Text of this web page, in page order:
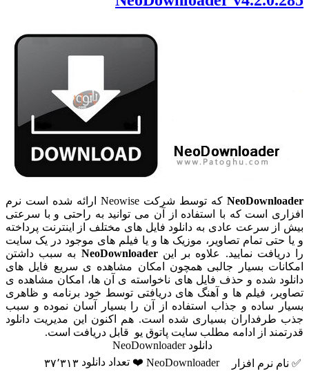
NeoDownloader
که توسط شرکت Neowise ارائه شده است نرم
افزاری است که با استفاده از آن می توانید به راحتی و با سرعتی
بیش از سرعت عادی به دانلود فایل های مختلف از اینترنت پرداخته
و یا حتی تمام تصاویر، موزیک ها و یا فیلم های موجود در یک سایت
را دریافت نمایید. علاوه بر اینNeoDownloader به سبب داشتن
امکانات بسیار جالبی همچون امکان مشاهده ی سریع فایل های
دانلود شده و حذف فایل های ناخواسته ی آن ها، امکان مشاهده ی
تصاویر، فیلم ها و آهنگ های دریافتی توسط خود برنامه و ظاهری
بسیار ساده و جذاب استفاده از آن را بسیار آسان نموده و سبب
جذب طرفداران بسیاری شده است. هم اکنون این مدیریت دانلود
قدرتمند از ادامه مطلب سایت پاتوق یو قابل دریافت است.
دانلود NeoDownloader
✅ نام نرم افزار
NeoDownloader ❤️ تعداد دانلود ۳۷٬۳۱۳